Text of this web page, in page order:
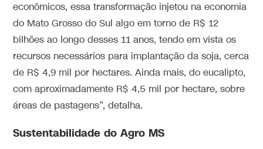
econômicos, essa transformação injetou na economia
do Mato Grosso do Sul algo em torno de R$ 12
bilhões ao longo desses 11 anos, tendo em vista os
recursos necessários para implantação da soja, cerca
de R$ 4,9 mil por hectares. Ainda mais, do eucalipto,
com aproximadamente R$ 4,5 mil por hectare, sobre
áreas de pastagens”, detalha.
Sustentabilidade do Agro MS